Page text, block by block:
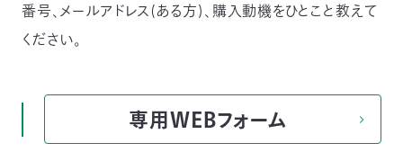
番号、メールアドレス(ある方)、購入動機をひとこと教えて
ください。
専用ＷＥＢフォーム